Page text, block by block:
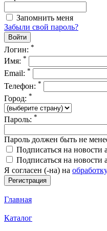
Запомнить меня
Забыли свой пароль?
Логин: *
Имя: *
Email: *
Телефон: *
Город: *
Пароль: *
Пароль должен быть не
Подписаться на
Подписаться на
Я согласен (-на) на
Главная
Каталог